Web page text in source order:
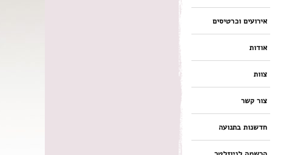
אירועים וכרטיסים
אודות
צוות
צור קשר
חדשנות בתנועה